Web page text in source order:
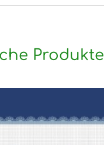
Produkte